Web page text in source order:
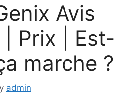
Avis
| Prix | Est-
marche ?
admin